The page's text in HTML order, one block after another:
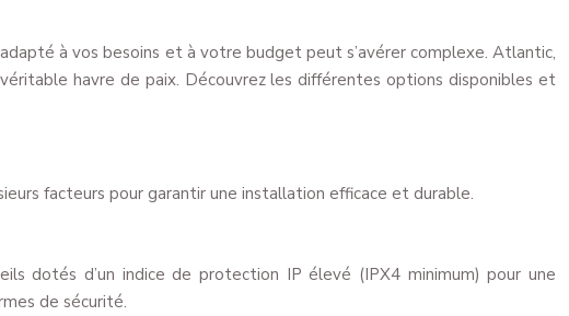
à vos besoins et à votre budget peut s’avérer complexe. Atlantic,
havre de paix. Découvrez les différentes options disponibles et
facteurs pour garantir une installation efficace et durable.
dotés d’un indice de protection IP élevé (IPX4 minimum) pour une
de sécurité.